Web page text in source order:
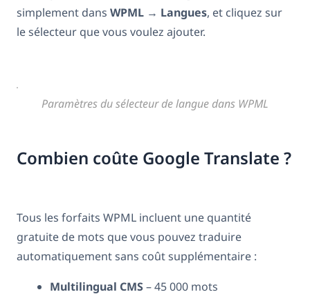
simplement dans WPML → Langues, et cliquez sur
le sélecteur que vous voulez ajouter.
Paramètres du sélecteur de langue dans WPML
Combien coûte Google Translate ?
Tous les forfaits WPML incluent une quantité
gratuite de mots que vous pouvez traduire
automatiquement sans coût supplémentaire :
Multilingual CMS– 45 000 mots